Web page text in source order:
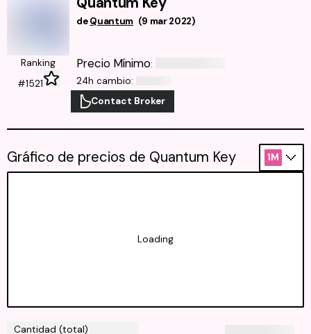
de Quantum (9 mar 2022)
Ranking
#1521
Precio Mínimo:
24h cambio:
Contact Broker
Cantidad (total)
Gráfico de precios de Quantum Key 1M
Loading